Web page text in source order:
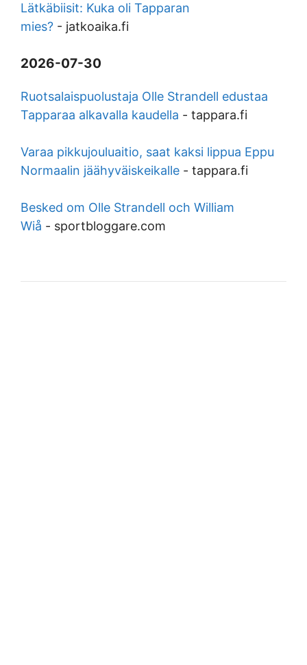
Lätkäbiisit: Kuka oli Tapparan
mies? - jatkoaika.fi
2026-07-30
Ruotsalaispuolustaja Olle Strandell edustaa
Tapparaa alkavalla kaudella - tappara.fi
Varaa pikkujouluaitio, saat kaksi lippua Eppu
Normaalin jäähyväiskeikalle - tappara.fi
Besked om Olle Strandell och William
Wiå - sportbloggare.com